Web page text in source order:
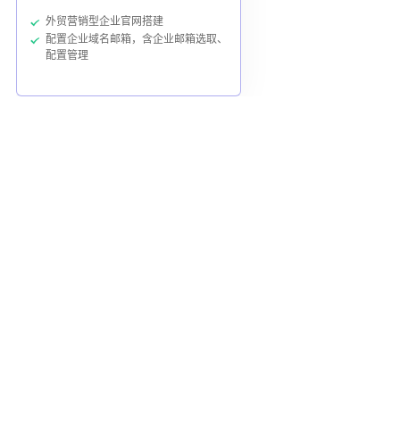
外贸营销型企业官网搭建
配置企业域名邮箱，含企业邮箱选取、
配置管理